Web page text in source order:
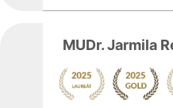
MUDr. Jarmila